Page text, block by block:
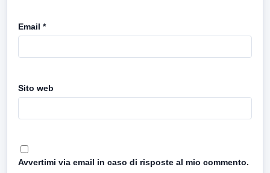
Email *
Sito web
Avvertimi via email in caso di risposte al mio commento.